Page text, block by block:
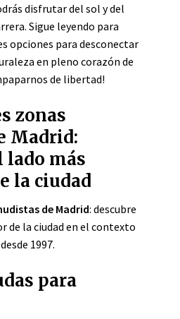
disfrutar del sol y del
Sigue leyendo para
opciones para desconectar
en pleno corazón de
de libertad!
zonas
Madrid:
lado más
la ciudad
de Madrid: descubre
de la ciudad en el contexto
1997.
para